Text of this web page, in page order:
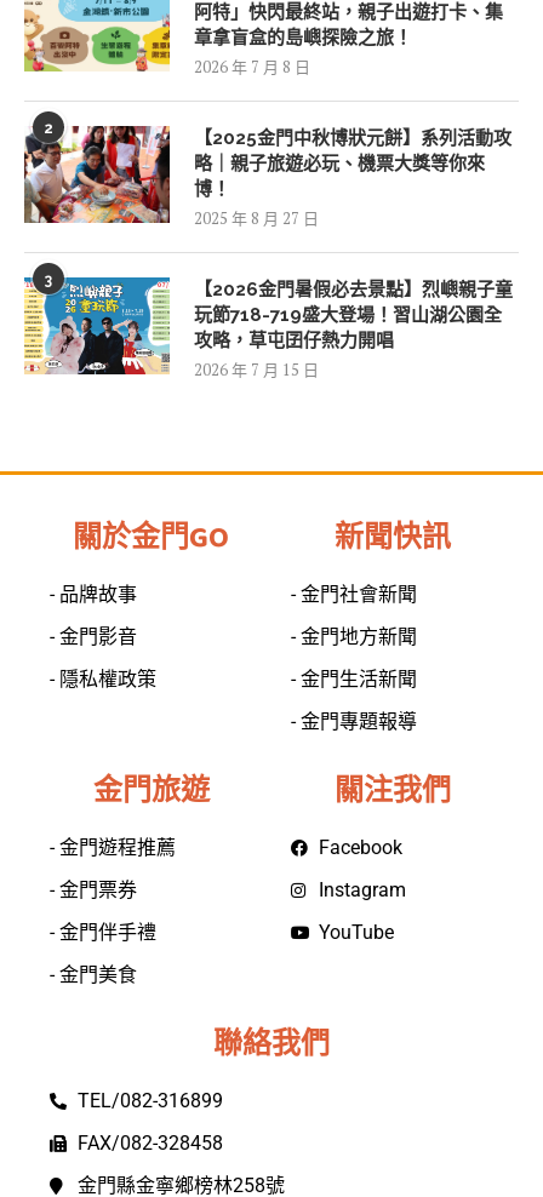
阿特」快閃最終站，親子出遊打卡、集
章拿盲盒的島嶼探險之旅！
2026 年 7 月 8 日
2
【2025金門中秋博狀元餅】系列活動攻
略｜親子旅遊必玩、機票大獎等你來
博！
2025 年 8 月 27 日
3
【2026金門暑假必去景點】烈嶼親子童
玩節718-719盛大登場！習山湖公園全
攻略，草屯囝仔熱力開唱
2026 年 7 月 15 日
關於金門GO
- 品牌故事
- 金門影音
- 隱私權政策
新聞快訊
- 金門社會新聞
- 金門地方新聞
- 金門生活新聞
- 金門專題報導
金門旅遊
- 金門遊程推薦
- 金門票券
- 金門伴手禮
- 金門美食
關注我們
Facebook
Instagram
YouTube
聯絡我們
TEL/082-316899
FAX/082-328458
金門縣金寧鄉榜林258號